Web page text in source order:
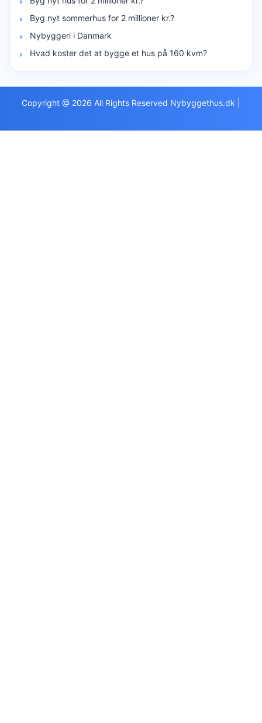
Byg nyt sommerhus for 2 millioner kr.?
Nybyggeri i Danmark
Hvad koster det at bygge et hus på 160 kvm?
Copyright @ 2026 All Rights Reserved Nybyggethus.dk